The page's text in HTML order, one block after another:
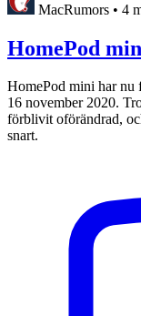
MacRumors • 4
HomePod
HomePod mini har nu
16 november 2020.
förblivit oförändrad,
snart.